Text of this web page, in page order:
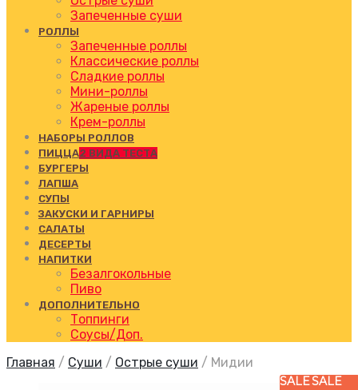
Запеченные суши
РОЛЛЫ
Запеченные роллы
Классические роллы
Сладкие роллы
Мини-роллы
Жареные роллы
Крем-роллы
НАБОРЫ РОЛЛОВ
ПИЦЦА2 ВИДА ТЕСТА
БУРГЕРЫ
ЛАПША
СУПЫ
ЗАКУСКИ И ГАРНИРЫ
САЛАТЫ
ДЕСЕРТЫ
НАПИТКИ
Безалгокольные
Пиво
ДОПОЛНИТЕЛЬНО
Топпинги
Соусы/Доп.
Главная / Суши / Острые суши / Мидии
SALESALE